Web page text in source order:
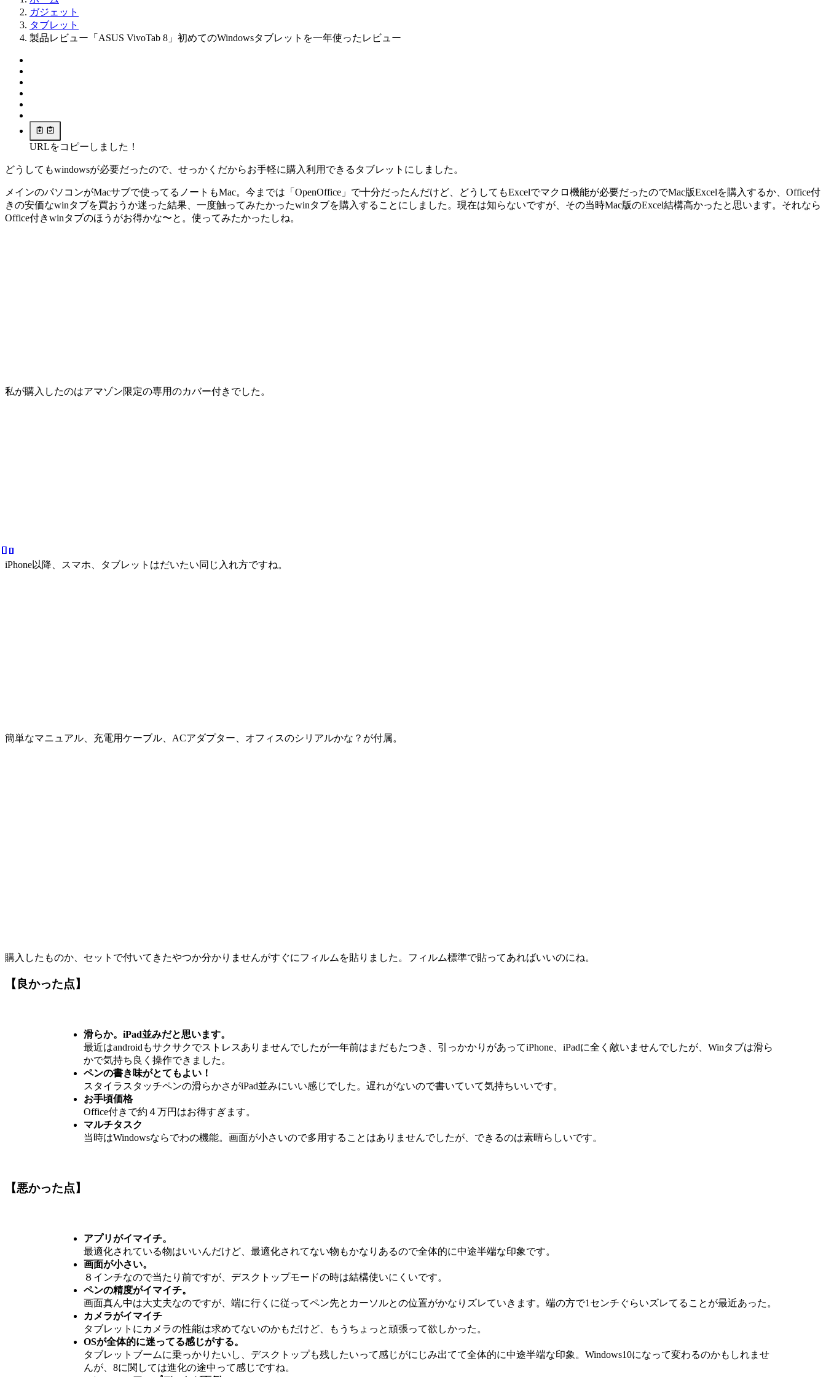
ガジェット
タブレット
製品レビュー「ASUS VivoTab 8」初めてのWindowsタブレットを一年使ったレビュー
URLをコピーしました！
どうしてもwindowsが必要だったので、せっかくだからお手軽に購入利用できるタブレットにしました。
メインのパソコンがMacサブで使ってるノートもMac。今までは「OpenOffice」で十分だったんだけど、どうしてもExcelでマクロ機能が必要だったのでMac版Excelを購入するか、Office付
きの安価なwinタブを買おうか迷った結果、一度触ってみたかったwinタブを購入することにしました。現在は知らないですが、その当時Mac版のExcel結構高かったと思います。それなら
Office付きwinタブのほうがお得かな〜と。使ってみたかったしね。
私が購入したのはアマゾン限定の専用のカバー付きでした。
iPhone以降、スマホ、タブレットはだいたい同じ入れ方ですね。
簡単なマニュアル、充電用ケーブル、ACアダプター、オフィスのシリアルかな？が付属。
購入したものか、セットで付いてきたやつか分かりませんがすぐにフィルムを貼りました。フィルム標準で貼ってあればいいのにね。
【良かった点】
滑らか。iPad並みだと思います。
最近はandroidもサクサクでストレスありませんでしたが一年前はまだもたつき、引っかかりがあってiPhone、iPadに全く敵いませんでしたが、Winタブは滑ら
かで気持ち良く操作できました。
ペンの書き味がとてもよい！
スタイラスタッチペンの滑らかさがiPad並みにいい感じでした。遅れがないので書いていて気持ちいいです。
お手頃価格
Office付きで約４万円はお得すぎます。
マルチタスク
当時はWindowsならでわの機能。画面が小さいので多用することはありませんでしたが、できるのは素晴らしいです。
【悪かった点】
アプリがイマイチ。
最適化されている物はいいんだけど、最適化されてない物もかなりあるので全体的に中途半端な印象です。
画面が小さい。
８インチなので当たり前ですが、デスクトップモードの時は結構使いにくいです。
ペンの精度がイマイチ。
画面真ん中は大丈夫なのですが、端に行くに従ってペン先とカーソルとの位置がかなりズレていきます。端の方で1センチぐらいズレてることが最近あった。
カメラがイマイチ
タブレットにカメラの性能は求めてないのかもだけど、もうちょっと頑張って欲しかった。
OSが全体的に迷ってる感じがする。
タブレットブームに乗っかりたいし、デスクトップも残したいって感じがにじみ出てて全体的に中途半端な印象。Windows10になって変わるのかもしれませ
んが、8に関しては進化の途中って感じですね。